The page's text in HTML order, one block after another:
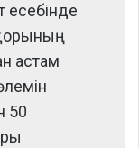
есебінде
астам
50